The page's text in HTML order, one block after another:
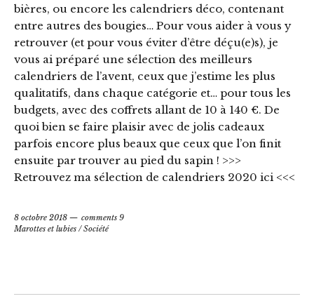
bières, ou encore les calendriers déco, contenant
entre autres des bougies… Pour vous aider à vous y
retrouver (et pour vous éviter d’être déçu(e)s), je
vous ai préparé une sélection des meilleurs
calendriers de l’avent, ceux que j’estime les plus
qualitatifs, dans chaque catégorie et… pour tous les
budgets, avec des coffrets allant de 10 à 140 €. De
quoi bien se faire plaisir avec de jolis cadeaux
parfois encore plus beaux que ceux que l’on finit
ensuite par trouver au pied du sapin ! >>>
Retrouvez ma sélection de calendriers 2020 ici <<<
8 octobre 2018
comments 9
Marottes et lubies /Société